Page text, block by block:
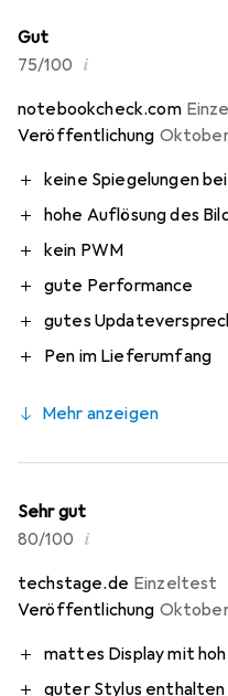
Gut
75/100 i
notebookcheck.com
Veröffentlichung
keine Spiegelungen
hohe Auflösung des
kein PWM
gute Performance
gutes
Pen im Lieferumfang
Mehr anzeigen
Sehr gut
80/100 i
techstage.de Einzeltest
Veröffentlichung
mattes Display mit
guter Stylus enthalten